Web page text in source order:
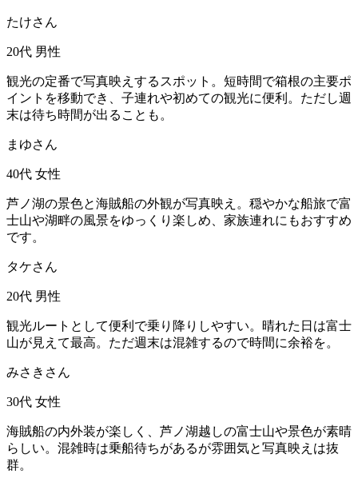
たけさん
20代 男性
観光の定番で写真映えするスポット。短時間で箱根の主要ポ
イントを移動でき、子連れや初めての観光に便利。ただし週
末は待ち時間が出ることも。
まゆさん
40代 女性
芦ノ湖の景色と海賊船の外観が写真映え。穏やかな船旅で富
士山や湖畔の風景をゆっくり楽しめ、家族連れにもおすすめ
です。
タケさん
20代 男性
観光ルートとして便利で乗り降りしやすい。晴れた日は富士
山が見えて最高。ただ週末は混雑するので時間に余裕を。
みさきさん
30代 女性
海賊船の内外装が楽しく、芦ノ湖越しの富士山や景色が素晴
らしい。混雑時は乗船待ちがあるが雰囲気と写真映えは抜
群。